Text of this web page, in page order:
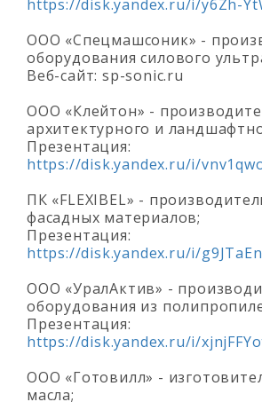
https://disk.yandex.ru/i/y6Zh-
ООО «Спецмашсоник» -
оборудования силового
Веб-сайт: sp-sonic.ru
ООО «Клейтон» -
архитектурного и
Презентация:
https://disk.yandex.ru/i/
ПК «FLEXIBEL» -
фасадных материалов;
Презентация:
https://disk.yandex.ru/i/
ООО «УралАктив» -
оборудования из
Презентация:
https://disk.yandex.ru/i/
ООО «Готовилл» -
масла;